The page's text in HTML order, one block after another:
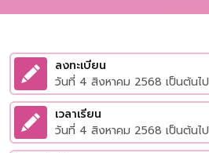
ลงทะเบียน
วันที่ 4 สิงหาคม 2568 เป็นต้นไป
เวลาเรียน
วันที่ 4 สิงหาคม 2568 เป็นต้นไป